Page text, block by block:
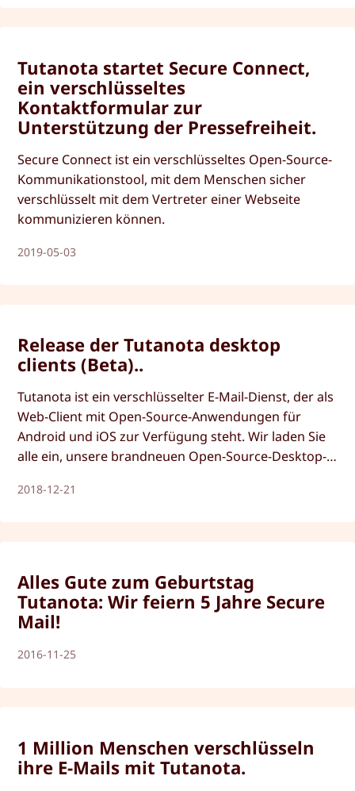
Tutanota startet Secure Connect,
ein verschlüsseltes
Kontaktformular zur
Unterstützung der Pressefreiheit.
Secure Connect ist ein verschlüsseltes Open-Source-
Kommunikationstool, mit dem Menschen sicher
verschlüsselt mit dem Vertreter einer Webseite
kommunizieren können.
2019-05-03
Release der Tutanota desktop
clients (Beta)..
Tutanota ist ein verschlüsselter E-Mail-Dienst, der als
Web-Client mit Open-Source-Anwendungen für
Android und iOS zur Verfügung steht. Wir laden Sie
alle ein, unsere brandneuen Open-Source-Desktop-
2018-12-21
Alles Gute zum Geburtstag
Tutanota: Wir feiern 5 Jahre Secure
Mail!
2016-11-25
1 Million Menschen verschlüsseln
ihre E-Mails mit Tutanota.